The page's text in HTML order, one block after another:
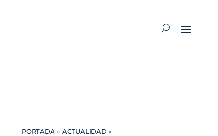
PORTADA» ACTUALIDAD »